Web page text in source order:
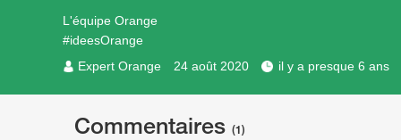
L'équipe Orange
#ideesOrange
Expert Orange
24 août 2020 il y a presque 6 ans
Commentaires (1)